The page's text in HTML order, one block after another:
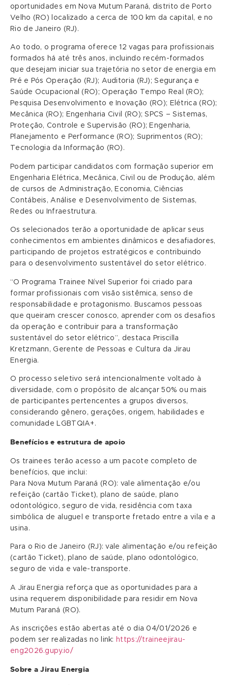
oportunidades em Nova Mutum Paraná, distrito de Porto
Velho (RO) localizado a cerca de 100 km da capital, e no
Rio de Janeiro (RJ).
Ao todo, o programa oferece 12 vagas para profissionais
formados há até três anos, incluindo recém-formados
que desejam iniciar sua trajetória no setor de energia em
Pré e Pós Operação (RJ); Auditoria (RJ); Segurança e
Saúde Ocupacional (RO); Operação Tempo Real (RO);
Pesquisa Desenvolvimento e Inovação (RO); Elétrica (RO);
Mecânica (RO); Engenharia Civil (RO); SPCS – Sistemas,
Proteção, Controle e Supervisão (RO); Engenharia,
Planejamento e Performance (RO); Suprimentos (RO);
Tecnologia da Informação (RO).
Podem participar candidatos com formação superior em
Engenharia Elétrica, Mecânica, Civil ou de Produção, além
de cursos de Administração, Economia, Ciências
Contábeis, Análise e Desenvolvimento de Sistemas,
Redes ou Infraestrutura.
Os selecionados terão a oportunidade de aplicar seus
conhecimentos em ambientes dinâmicos e desafiadores,
participando de projetos estratégicos e contribuindo
para o desenvolvimento sustentável do setor elétrico.
“O Programa Trainee Nível Superior foi criado para
formar profissionais com visão sistêmica, senso de
responsabilidade e protagonismo. Buscamos pessoas
que queiram crescer conosco, aprender com os desafios
da operação e contribuir para a transformação
sustentável do setor elétrico”, destaca Priscilla
Kretzmann, Gerente de Pessoas e Cultura da Jirau
Energia.
O processo seletivo será intencionalmente voltado à
diversidade, com o propósito de alcançar 50% ou mais
de participantes pertencentes a grupos diversos,
considerando gênero, gerações, origem, habilidades e
comunidade LGBTQIA+.
Benefícios e estrutura de apoio
Os trainees terão acesso a um pacote completo de
benefícios, que inclui:
Para Nova Mutum Paraná (RO): vale alimentação e/ou
refeição (cartão Ticket), plano de saúde, plano
odontológico, seguro de vida, residência com taxa
simbólica de aluguel e transporte fretado entre a vila e a
usina.
Para o Rio de Janeiro (RJ): vale alimentação e/ou refeição
(cartão Ticket), plano de saúde, plano odontológico,
seguro de vida e vale-transporte.
A Jirau Energia reforça que as oportunidades para a
usina requerem disponibilidade para residir em Nova
Mutum Paraná (RO).
As inscrições estão abertas até o dia 04/01/2026 e
podem ser realizadas no link: https://traineejirau-
eng2026.gupy.io/
Sobre a Jirau Energia